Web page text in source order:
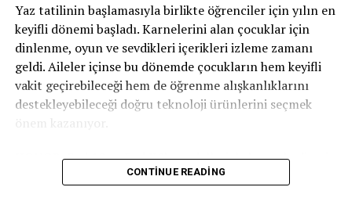
daha anlamlı müşteri deneyimlerine dönüştürebilmek
olacak. Yapay zeka bize güçlü araçlar sunuyor; ancak
müşteri güvenini inşa eden temel değerler hâlâ şeffaflık,
tutarlılık ve uzun vadeli ilişki kurabilme becerisidir.
Teknolojinin sağladığı hız ve verimliliği, “Empati
Güvencesi” yaklaşımımızı da arkamıza alarak
Sigortacılığın tarihsel olarak her zaman veri odaklı bir
Yaz tatilinin başlamasıyla birlikte öğrenciler için yılın en
keyifli dönemi başladı. Karnelerini alan çocuklar için
dinlenme, oyun ve sevdikleri içerikleri izleme zamanı
geldi. Aileler içinse bu dönemde çocukların hem keyifli
vakit geçirebileceği hem de öğrenme alışkanlıklarını
destekleyebileceği doğru teknoloji ürünlerini seçmek
önem kazanıyor.
HONOR, Pad 10 ve Pad X8b modelleriyle karne hediyesi
arayan ailelere özel kampanyalarla güçlü tablet
CONTINUE READING